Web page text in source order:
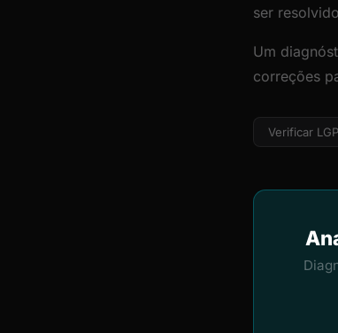
ser
Um
correções
Verificar